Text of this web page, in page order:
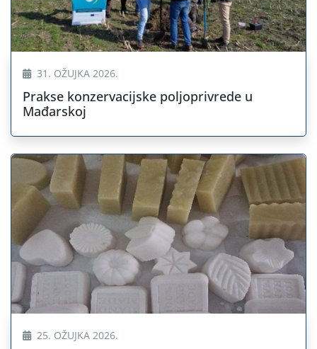
31. OŽUJKA 2026.
Prakse konzervacijske poljoprivrede u
Mađarskoj
25. OŽUJKA 2026.